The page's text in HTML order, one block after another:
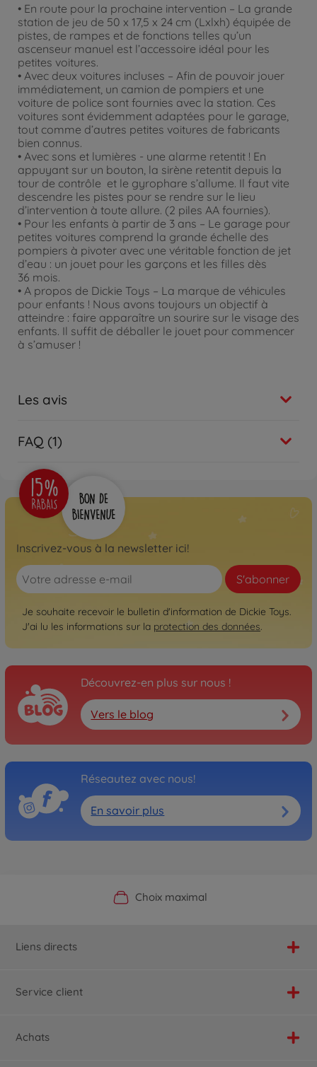
• En route pour la prochaine intervention – La grande
station de jeu de 50 x 17,5 x 24 cm (Lxlxh) équipée de
pistes, de rampes et de fonctions telles qu’un
ascenseur manuel est l’accessoire idéal pour les
petites voitures.
• Avec deux voitures incluses – Afin de pouvoir jouer
immédiatement, un camion de pompiers et une
voiture de police sont fournies avec la station. Ces
voitures sont évidemment adaptées pour le garage,
tout comme d’autres petites voitures de fabricants
bien connus.
• Avec sons et lumières - une alarme retentit ! En
appuyant sur un bouton, la sirène retentit depuis la
tour de contrôle et le gyrophare s’allume. Il faut vite
descendre les pistes pour se rendre sur le lieu
d’intervention à toute allure. (2 piles AA fournies).
• Pour les enfants à partir de 3 ans – Le garage pour
petites voitures comprend la grande échelle des
pompiers à pivoter avec une véritable fonction de jet
d’eau : un jouet pour les garçons et les filles dès
36 mois.
• A propos de Dickie Toys – La marque de véhicules
pour enfants ! Nous avons toujours un objectif à
atteindre : faire apparaître un sourire sur le visage des
enfants. Il suffit de déballer le jouet pour commencer
à s’amuser !
Les avis
FAQ (1)
Inscrivez-vous à la newsletter ici!
S'abonner
Je souhaite recevoir le bulletin d'information de Dickie Toys.
J'ai lu les informations sur la protection des données.
Découvrez-en plus sur nous !
Vers le blog
Réseautez avec nous!
En savoir plus
Boutique officielle du fabricant
Choix maximal
Service personnalisé
Livraison rapide
Liens directs
Service client
Achats